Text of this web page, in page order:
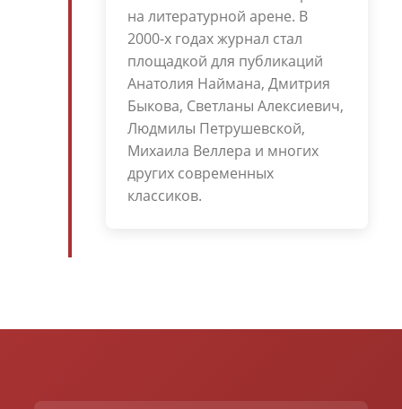
на литературной арене. В
2000-х годах журнал стал
площадкой для публикаций
Анатолия Наймана, Дмитрия
Быкова, Светланы Алексиевич,
Людмилы Петрушевской,
Михаила Веллера и многих
других современных
классиков.